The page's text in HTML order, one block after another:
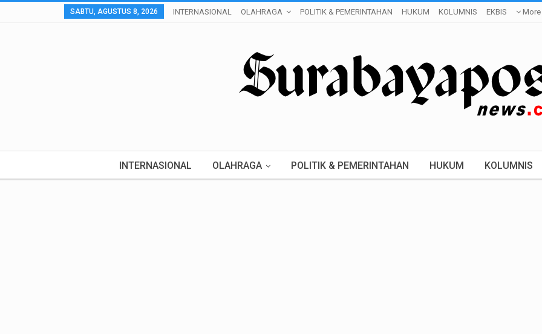
SABTU, AGUSTUS 8, 2026 INTERNASIONAL OLAHRAGA POLITIK & PEMERINTAHAN HUKUM KOLUMNIS EKBIS More
INTERNASIONAL OLAHRAGA POLITIK & PEMERINTAHAN HUKUM KOLUMNIS